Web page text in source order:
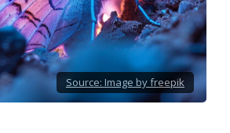
Source: Image by freepik